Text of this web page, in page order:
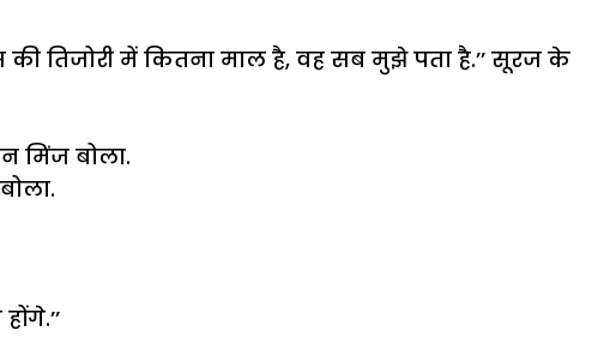
तिजोरी में कितना माल है, वह सब मुझे पता है.’’ सूरज के
मिंज बोला.